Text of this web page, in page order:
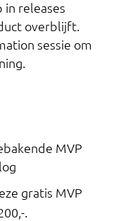
in releases
overblijft.
sessie om
MVP
gratis MVP
.